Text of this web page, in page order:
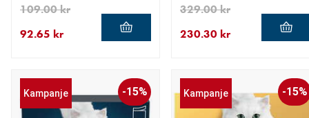
92.65 kr
109.00 kr
230.30 kr
329.00 kr
Kampanje -15% Kampanje -15%